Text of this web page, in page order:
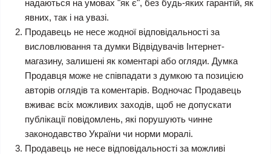
надаються на умовах "як є", без будь-яких гарантій, як
явних, так і на увазі.
Продавець не несе жодної відповідальності за
висловлювання та думки Відвідувачів Інтернет-
магазину, залишені як коментарі або огляди. Думка
Продавця може не співпадати з думкою та позицією
авторів оглядів та коментарів. Водночас Продавець
вживає всіх можливих заходів, щоб не допускати
публікації повідомлень, які порушують чинне
законодавство України чи норми моралі.
Продавець не несе відповідальності за можливі